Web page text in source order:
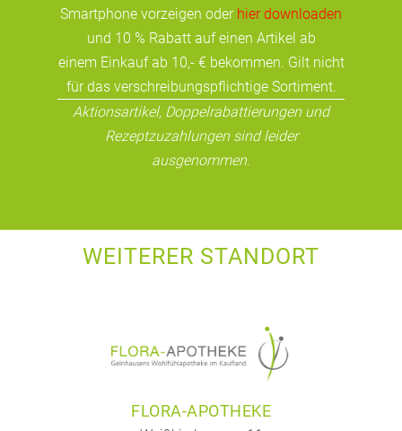
Smartphone vorzeigen oder hier downloaden
und 10 % Rabatt auf einen Artikel ab
einem Einkauf ab 10,- € bekommen. Gilt nicht
für das verschreibungspflichtige Sortiment.
Aktionsartikel, Doppelrabattierungen und
Rezeptzuzahlungen sind leider
ausgenommen.
WEITERER STANDORT
FLORA-APOTHEKE